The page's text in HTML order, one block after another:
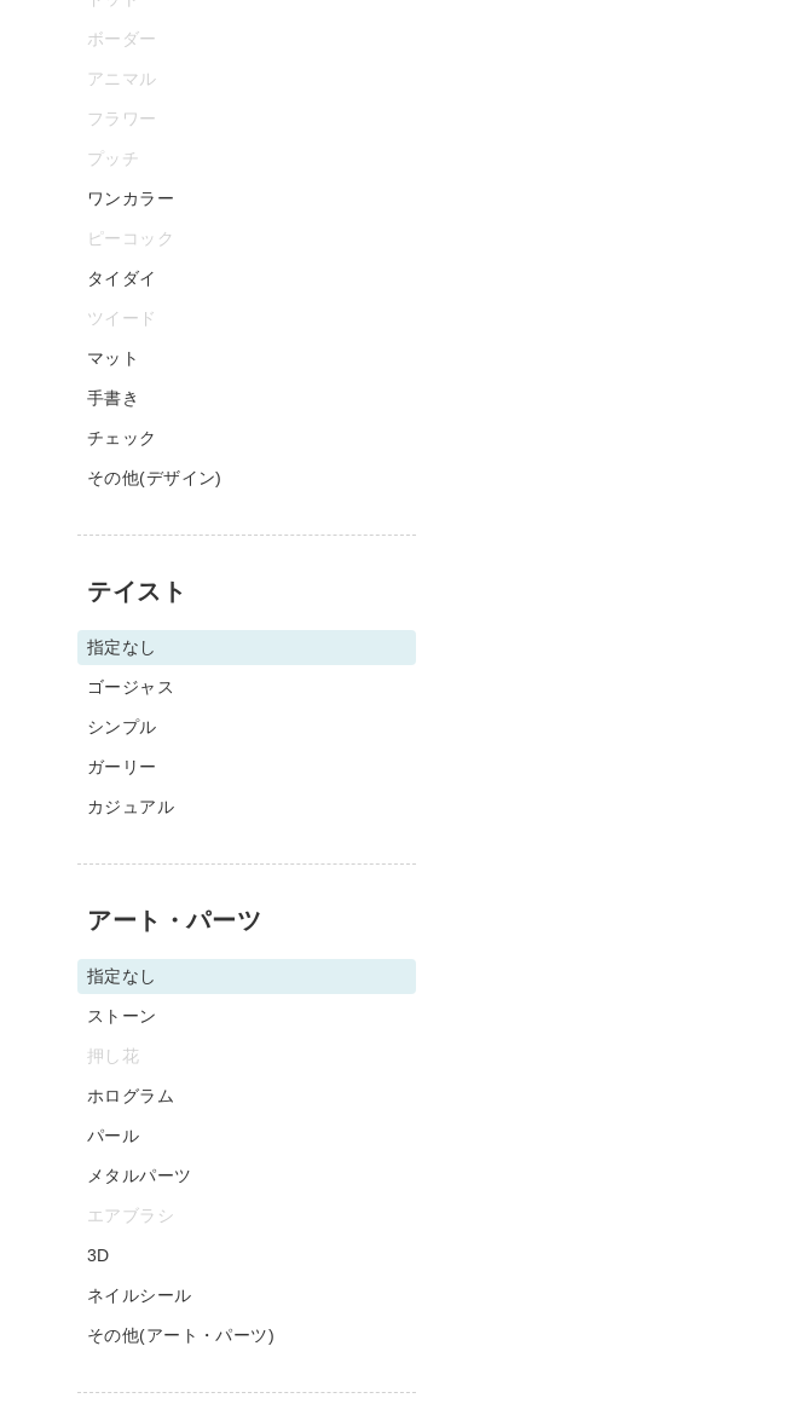
ボーダー
アニマル
フラワー
プッチ
ワンカラー
ピーコック
タイダイ
ツイード
マット
手書き
チェック
その他(デザイン)
テイスト
指定なし
ゴージャス
シンプル
ガーリー
カジュアル
アート・パーツ
指定なし
ストーン
押し花
ホログラム
パール
メタルパーツ
エアブラシ
3D
ネイルシール
その他(アート・パーツ)